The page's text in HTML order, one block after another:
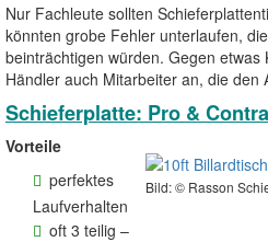
Nur Fachleute sollten
könnten grobe Fehler unterlaufen,
beinträchtigen würden. Gegen etwas
Händler auch Mitarbeiter an, die den
Schieferplatte: Pro & Contra
Bild: ©️ Rasson
Vorteile
perfektes
Laufverhalten
oft 3 teilig –